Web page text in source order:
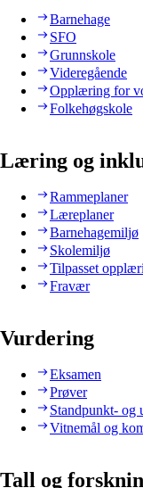
Barnehage
SFO
Grunnskole
Videregående
Opplæring for
Folkehøgskole
Læring og
Rammeplaner
Læreplaner
Barnehagemiljø
Skolemiljø
Tilpasset
Fravær
Vurdering
Eksamen
Prøver
Standpunkt- og
Vitnemål og
Tall og